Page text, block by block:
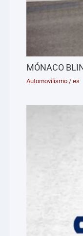
MÓNACO
Automovilismo /es